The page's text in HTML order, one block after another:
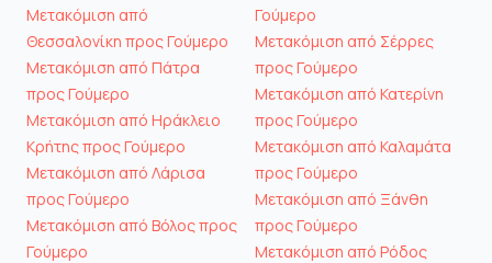
Μετακόμιση από
Θεσσαλονίκη προς Γούμερο
Μετακόμιση από Πάτρα
προς Γούμερο
Μετακόμιση από Ηράκλειο
Κρήτης προς Γούμερο
Μετακόμιση από Λάρισα
προς Γούμερο
Μετακόμιση από Βόλος προς
Γούμερο
Γούμερο
Μετακόμιση από Σέρρες
προς Γούμερο
Μετακόμιση από Κατερίνη
προς Γούμερο
Μετακόμιση από Καλαμάτα
προς Γούμερο
Μετακόμιση από Ξάνθη
προς Γούμερο
Μετακόμιση από Ρόδος